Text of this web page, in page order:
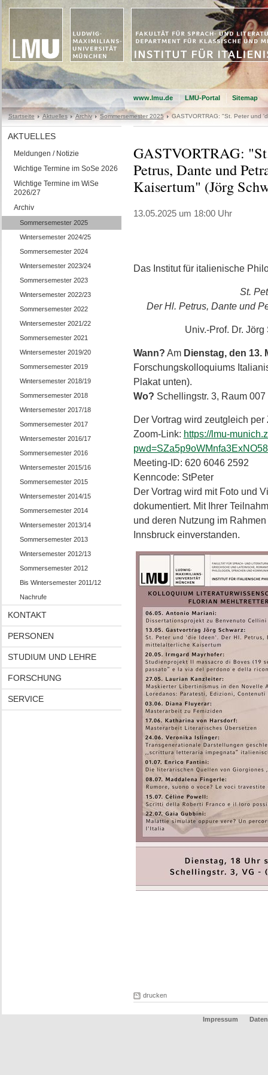
www.lmu.de LMU-Portal Sitemap
Startseite Aktuelles Archiv Sommersemester 2025 GASTVORTRAG: "St. Peter und
AKTUELLES
Meldungen / Notizie
Wichtige Termine im SoSe 2026
Wichtige Termine im WiSe
2026/27
Archiv
Sommersemester 2025
Wintersemester 2024/25
Sommersemester 2024
Wintersemester 2023/24
Sommersemester 2023
Wintersemester 2022/23
Sommersemester 2022
Wintersemester 2021/22
Sommersemester 2021
Wintersemester 2019/20
Sommersemester 2019
Wintersemester 2018/19
Sommersemester 2018
Wintersemester 2017/18
Sommersemester 2017
Wintersemester 2016/17
Sommersemester 2016
Wintersemester 2015/16
Sommersemester 2015
Wintersemester 2014/15
Sommersemester 2014
Wintersemester 2013/14
Sommersemester 2013
Wintersemester 2012/13
Sommersemester 2012
Bis Wintersemester 2011/12
Nachrufe
KONTAKT
PERSONEN
STUDIUM UND LEHRE
FORSCHUNG
SERVICE
GASTVORTRAG:
Petrus, Dante und
Kaisertum" (Jörg
13.05.2025 um 18:00 Uhr
Das Institut für italienische
St.
Der Hl. Petrus, Dante und
Univ.-Prof. Dr.
Wann? Am Dienstag, den 13.
Forschungskolloquiums
Plakat unten).
Wo? Schellingstr. 3, Raum 007
Der Vortrag wird zeutgleich per
Zoom-Link: https://lmu-
Meeting-ID: 620 6046 2592
Kenncode: StPeter
Der Vortrag wird mit Foto und
dokumentiert. Mit Ihrer
und deren Nutzung im
Innsbruck einverstanden.
drucken
Impressum